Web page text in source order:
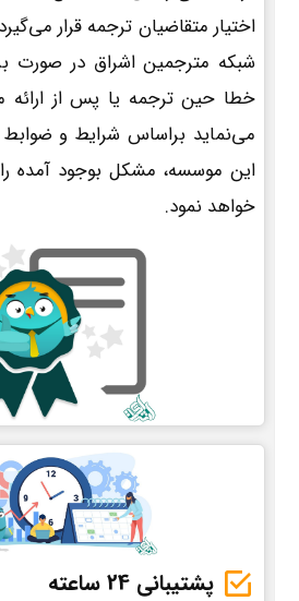
اختیار متقاضیان ترجمه قرار
شبکه مترجمین اشراق در صورت
خطا حین ترجمه یا پس از ارائه
می‌نماید براساس شرایط و
این موسسه، مشکل بوجود آمده
خواهد نمود.
پشتیبانی 24 ساعته